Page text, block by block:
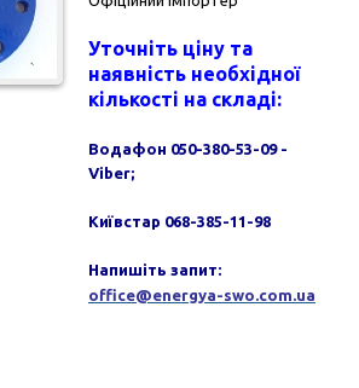
Уточніть ціну та
наявність необхідної
кількості на складі:
Водафон 050-380-53-09 -
Viber;
Київстар 068-385-11-98
Напишіть запит:
office@energya-swo.com.ua